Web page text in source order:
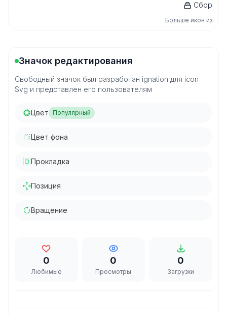
Сбор
Больше икон из
Значок редактирования
Свободный значок был разработан ignation для icon
Svg и представлен его пользователям
Цвет Популярный
Цвет фона
Прокладка
Позиция
Вращение
0
Любимые
0
Просмотры
0
Загрузки